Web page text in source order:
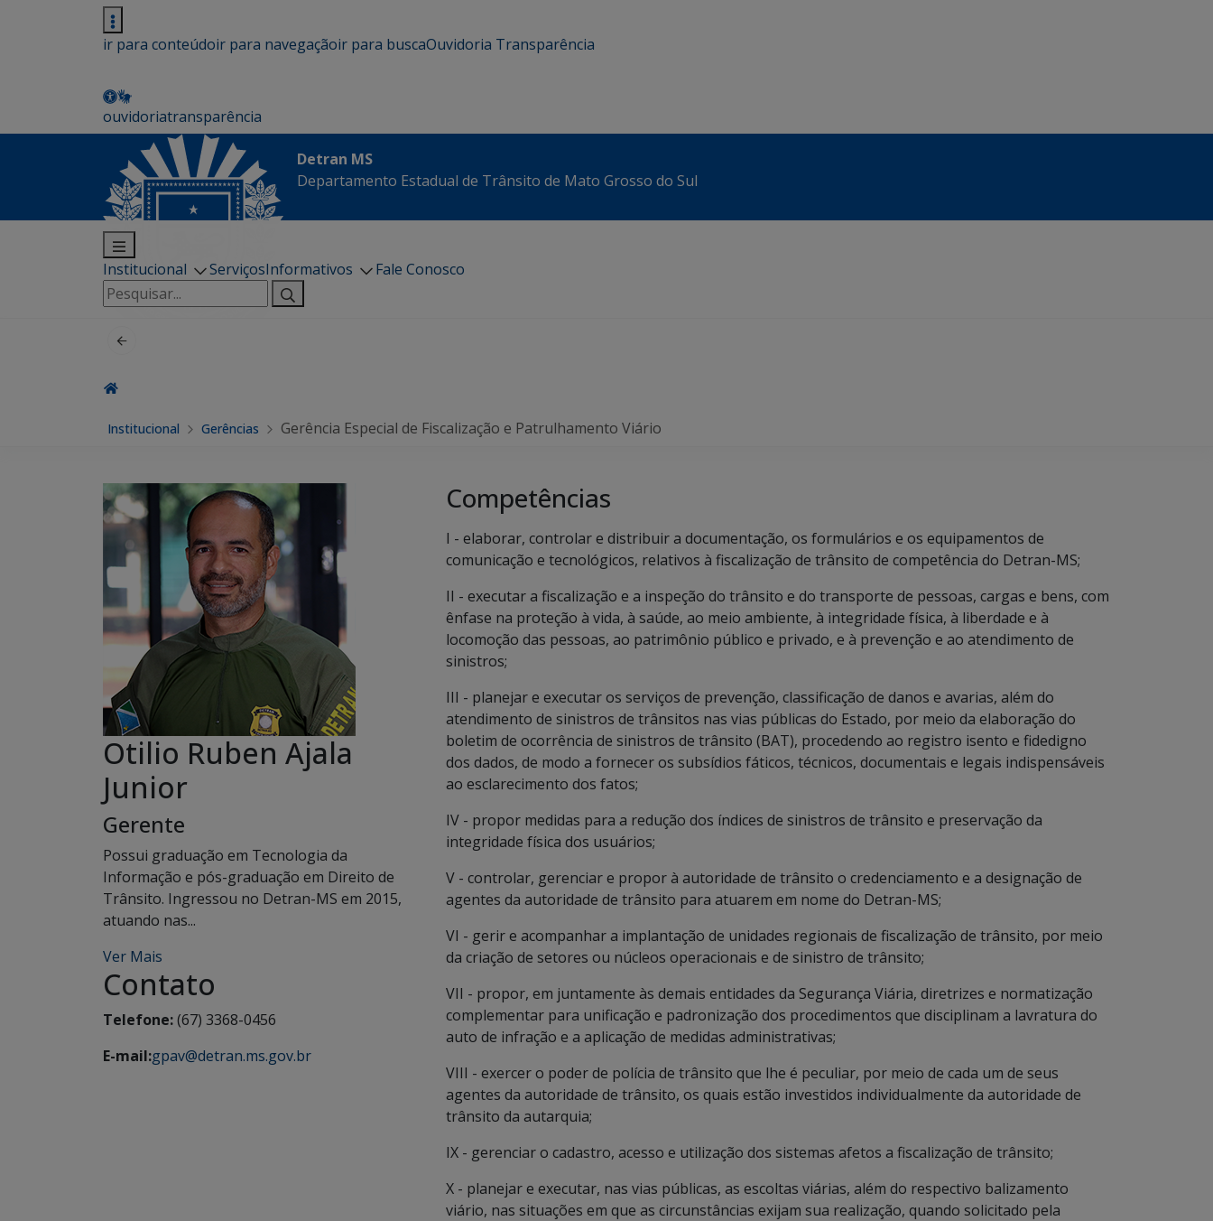
ir para conteúdoir para navegaçãoir para buscaOuvidoria Transparência
ouvidoriatransparência
Detran MS
Departamento Estadual de Trânsito de Mato Grosso do Sul
Institucional ServiçosInformativos
Fale Conosco
Pesquisar
por:
Institucional Gerências Gerência Especial de Fiscalização e Patrulhamento Viário
Otilio Ruben Ajala
Junior
Gerente
Possui graduação em Tecnologia da
Informação e pós-graduação em Direito de
Trânsito. Ingressou no Detran-MS em 2015,
atuando nas...
Ver Mais
Contato
Telefone:(67) 3368-0456
E-mail:gpav@detran.ms.gov.br
Competências
I - elaborar, controlar e distribuir a documentação, os formulários e os equipamentos de
comunicação e tecnológicos, relativos à fiscalização de trânsito de competência do Detran-MS;
II - executar a fiscalização e a inspeção do trânsito e do transporte de pessoas, cargas e bens, com
ênfase na proteção à vida, à saúde, ao meio ambiente, à integridade física, à liberdade e à
locomoção das pessoas, ao patrimônio público e privado, e à prevenção e ao atendimento de
sinistros;
III - planejar e executar os serviços de prevenção, classificação de danos e avarias, além do
atendimento de sinistros de trânsitos nas vias públicas do Estado, por meio da elaboração do
boletim de ocorrência de sinistros de trânsito (BAT), procedendo ao registro isento e fidedigno
dos dados, de modo a fornecer os subsídios fáticos, técnicos, documentais e legais indispensáveis
ao esclarecimento dos fatos;
IV - propor medidas para a redução dos índices de sinistros de trânsito e preservação da
integridade física dos usuários;
V - controlar, gerenciar e propor à autoridade de trânsito o credenciamento e a designação de
agentes da autoridade de trânsito para atuarem em nome do Detran-MS;
VI - gerir e acompanhar a implantação de unidades regionais de fiscalização de trânsito, por meio
da criação de setores ou núcleos operacionais e de sinistro de trânsito;
VII - propor, em juntamente às demais entidades da Segurança Viária, diretrizes e normatização
complementar para unificação e padronização dos procedimentos que disciplinam a lavratura do
auto de infração e a aplicação de medidas administrativas;
VIII - exercer o poder de polícia de trânsito que lhe é peculiar, por meio de cada um de seus
agentes da autoridade de trânsito, os quais estão investidos individualmente da autoridade de
trânsito da autarquia;
IX - gerenciar o cadastro, acesso e utilização dos sistemas afetos a fiscalização de trânsito;
X - planejar e executar, nas vias públicas, as escoltas viárias, além do respectivo balizamento
viário, nas situações em que as circunstâncias exijam sua realização, quando solicitado pela